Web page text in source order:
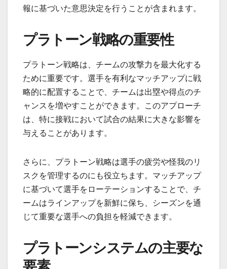
報に基づいた意思決定を行うことが含まれます。
プラトーン戦略の重要性
プラトーン戦略は、チームの攻撃力を最大化する
ために重要です。選手を有利なマッチアップに戦
略的に配置することで、チームは出塁や得点のチ
ャンスを増やすことができます。このアプローチ
は、特に接戦において試合の結果に大きな影響を
与えることがあります。
さらに、プラトーン戦略は選手の疲労や怪我のリ
スクを管理するのにも役立ちます。マッチアップ
に基づいて選手をローテーションすることで、チ
ームはラインアップを新鮮に保ち、シーズンを通
じて重要な選手への負担を軽減できます。
プラトーンシステムの主要な